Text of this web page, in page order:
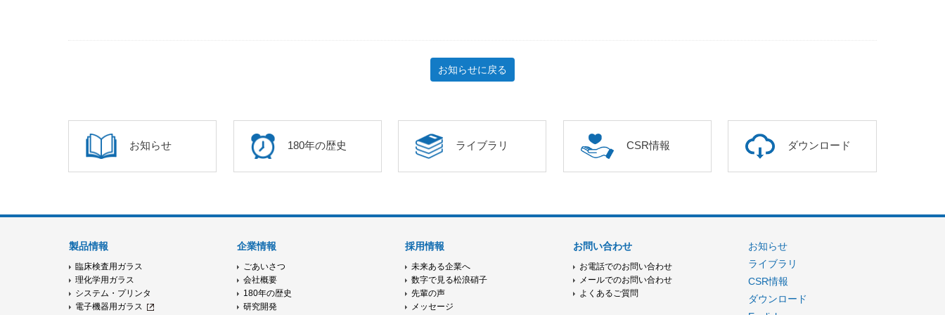
お知らせに戻る
お知らせ 180年の歴史 ライブラリ CSR情報 ダウンロード
製品情報
臨床検査用ガラス
理化学用ガラス
システム・プリンタ
電子機器用ガラス
企業情報
ごあいさつ
会社概要
180年の歴史
研究開発
採用情報
未来ある企業へ
数字で見る松浪硝子
先輩の声
メッセージ
お問い合わせ
お電話でのお問い合わせ
メールでのお問い合わせ
よくあるご質問
お知らせ
ライブラリ
CSR情報
ダウンロード